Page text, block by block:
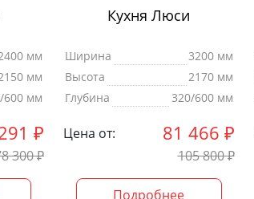
мм
мм
600 мм
₽
300₽
Кухня Люси
Ширина
3200 мм
Высота
2170 мм
Глубина
320/600 мм
Цена от: 81 466 ₽
105 800₽
Подробнее